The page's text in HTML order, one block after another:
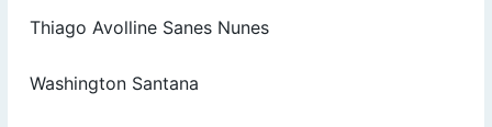
Thiago Avolline Sanes Nunes
Washington Santana